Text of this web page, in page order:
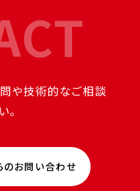
や技術的なご相談
。
のお問い合わせ